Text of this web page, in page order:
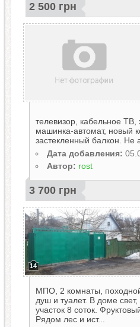
2 500 грн
телевизор, кабельное ТВ,
машинка-автомат, новый
застекленный балкон. Не
Дата добавления:
Автор: rost
3 700 грн
14
МПО, 2 комнаты,
душ и туалет. В доме
участок 8 соток.
Рядом лес и ист...